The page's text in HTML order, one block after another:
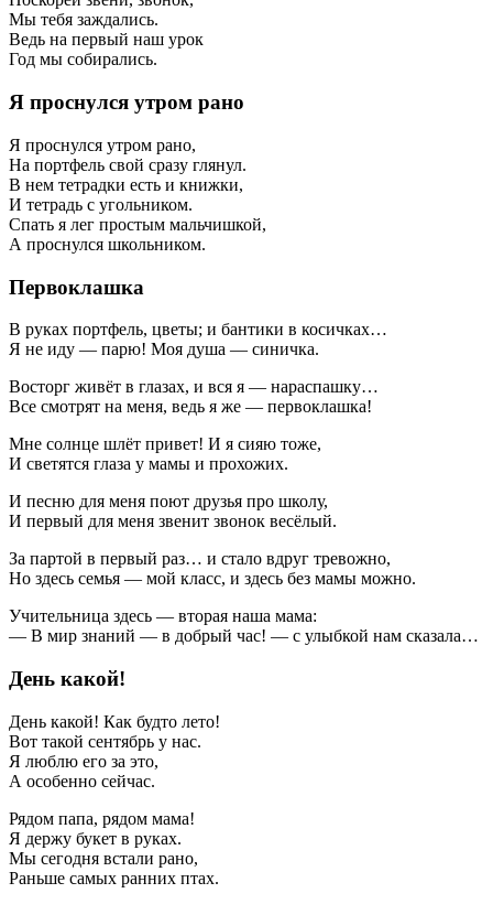
Мы тебя заждались.
Ведь на первый наш урок
Год мы собирались.
Я проснулся утром рано
Я проснулся утром рано,
На портфель свой сразу глянул.
В нем тетрадки есть и книжки,
И тетрадь с угольником.
Спать я лег простым мальчишкой,
А проснулся школьником.
Первоклашка
В руках портфель, цветы; и бантики в косичках…
Я не иду — парю! Моя душа — синичка.
Восторг живёт в глазах, и вся я — нараспашку…
Все смотрят на меня, ведь я же — первоклашка!
Мне солнце шлёт привет! И я сияю тоже,
И светятся глаза у мамы и прохожих.
И песню для меня поют друзья про школу,
И первый для меня звенит звонок весёлый.
За партой в первый раз… и стало вдруг тревожно,
Но здесь семья — мой класс, и здесь без мамы можно.
Учительница здесь — вторая наша мама:
— В мир знаний — в добрый час! — с улыбкой нам сказала…
День какой!
День какой! Как будто лето!
Вот такой сентябрь у нас.
Я люблю его за это,
А особенно сейчас.
Рядом папа, рядом мама!
Я держу букет в руках.
Мы сегодня встали рано,
Раньше самых ранних птах.